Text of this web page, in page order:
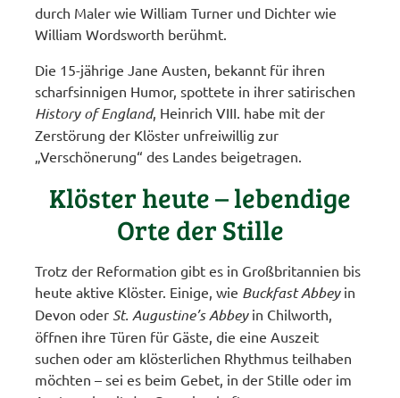
durch Maler wie William Turner und Dichter wie
William Wordsworth berühmt.
Die 15-jährige Jane Austen, bekannt für ihren
scharfsinnigen Humor, spottete in ihrer satirischen
History of England, Heinrich VIII. habe mit der
Zerstörung der Klöster unfreiwillig zur
„Verschönerung“ des Landes beigetragen.
Klöster heute – lebendige
Orte der Stille
Trotz der Reformation gibt es in Großbritannien bis
heute aktive Klöster. Einige, wie Buckfast Abbeyin
Devon oder St. Augustine’s Abbeyin Chilworth,
öffnen ihre Türen für Gäste, die eine Auszeit
suchen oder am klösterlichen Rhythmus teilhaben
möchten – sei es beim Gebet, in der Stille oder im